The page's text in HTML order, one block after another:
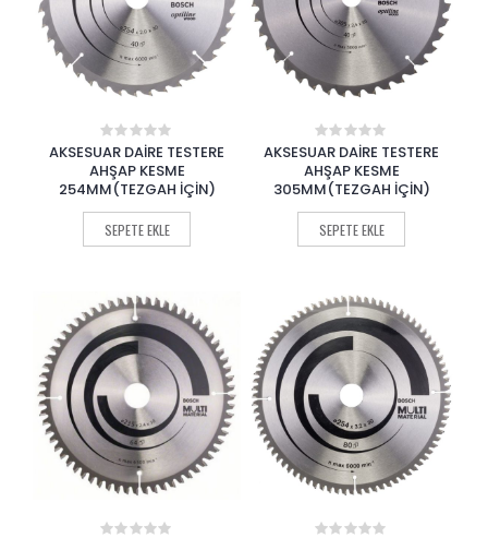
0
out
of
5
AKSESUAR DAİRE TESTERE
AHŞAP KESME
254MM(TEZGAH İÇİN)
SEPETE EKLE
0
out
of
5
AKSESUAR DAİRE TESTERE
AHŞAP KESME
305MM(TEZGAH İÇİN)
SEPETE EKLE